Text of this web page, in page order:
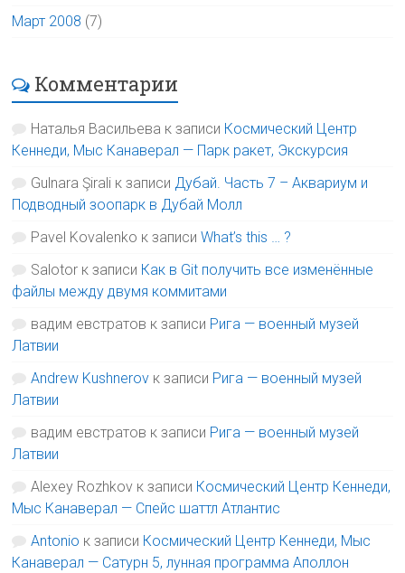
Март 2008 (7)
Комментарии
Наталья Васильева к записи Космический Центр
Кеннеди, Мыс Канаверал — Парк ракет, Экскурсия
Gulnara Şirali к записи Дубай. Часть 7 – Аквариум и
Подводный зоопарк в Дубай Молл
Pavel Kovalenko к записиWhat’s this … ?
Salotor к записи Как в Git получить все изменённые
файлы между двумя коммитами
вадим евстратов к записи Рига — военный музей
Латвии
Andrew Kushnerov к записи Рига — военный музей
Латвии
вадим евстратов к записи Рига — военный музей
Латвии
Alexey Rozhkov к записи Космический Центр Кеннеди,
Мыс Канаверал — Спейс шаттл Атлантис
Antonio к записи Космический Центр Кеннеди, Мыс
Канаверал — Сатурн 5, лунная программа Аполлон